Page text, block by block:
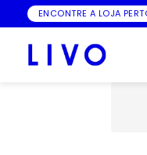
ENCONTRE A LOJA